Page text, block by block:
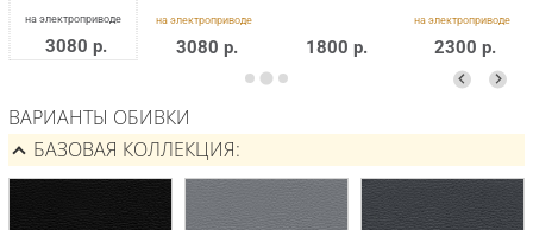
3080 р. 3080 р. 1800 р. 2300 р.
ВАРИАНТЫ ОБИВКИ
БАЗОВАЯ КОЛЛЕКЦИЯ